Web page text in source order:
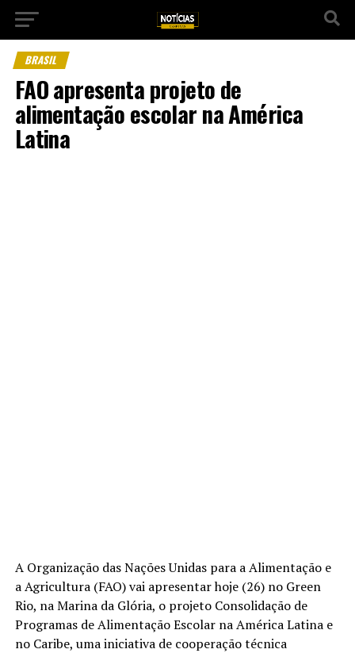
BRASIL
FAO apresenta projeto de
alimentação escolar na América
Latina
A Organização das Nações Unidas para a Alimentação e
a Agricultura (FAO) vai apresentar hoje (26) no Green
Rio, na Marina da Glória, o projeto Consolidação de
Programas de Alimentação Escolar na América Latina e
no Caribe, uma iniciativa de cooperação técnica